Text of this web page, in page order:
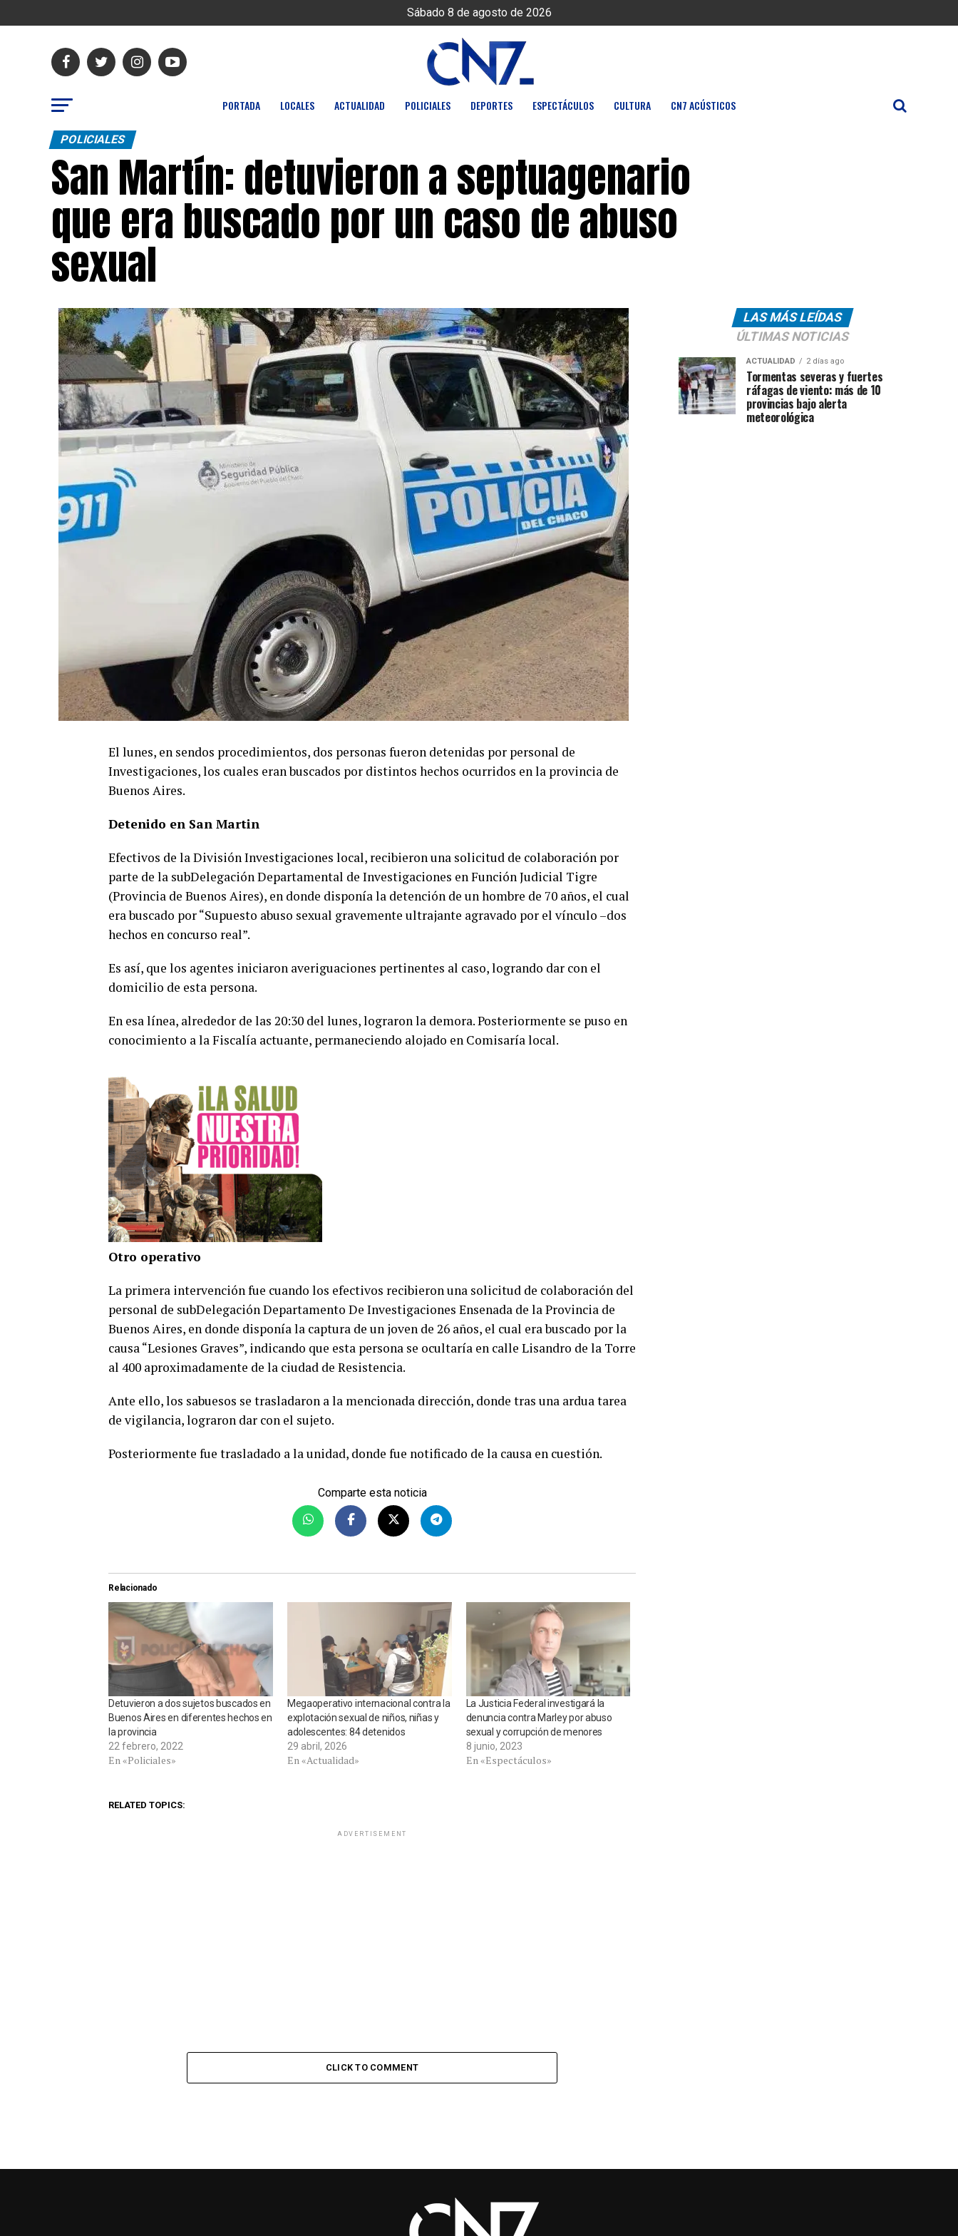
Sábado 8 de agosto de 2026
PORTADA LOCALES ACTUALIDAD POLICIALES DEPORTES ESPECTÁCULOS CULTURA CN7 ACÚSTICOS
POLICIALES
San Martín: detuvieron a septuagenario
que era buscado por un caso de abuso
sexual
El lunes, en sendos procedimientos, dos personas fueron detenidas por personal de
Investigaciones, los cuales eran buscados por distintos hechos ocurridos en la provincia de
Buenos Aires.
Detenido en San Martin
Efectivos de la División Investigaciones local, recibieron una solicitud de colaboración por
parte de la subDelegación Departamental de Investigaciones en Función Judicial Tigre
(Provincia de Buenos Aires), en donde disponía la detención de un hombre de 70 años, el cual
era buscado por “Supuesto abuso sexual gravemente ultrajante agravado por el vínculo –dos
hechos en concurso real”.
Es así, que los agentes iniciaron averiguaciones pertinentes al caso, logrando dar con el
domicilio de esta persona.
En esa línea, alrededor de las 20:30 del lunes, lograron la demora. Posteriormente se puso en
conocimiento a la Fiscalía actuante, permaneciendo alojado en Comisaría local.
Otro operativo
La primera intervención fue cuando los efectivos recibieron una solicitud de colaboración del
personal de subDelegación Departamento De Investigaciones Ensenada de la Provincia de
Buenos Aires, en donde disponía la captura de un joven de 26 años, el cual era buscado por la
causa “Lesiones Graves”, indicando que esta persona se ocultaría en calle Lisandro de la Torre
al 400 aproximadamente de la ciudad de Resistencia.
Ante ello, los sabuesos se trasladaron a la mencionada dirección, donde tras una ardua tarea
de vigilancia, lograron dar con el sujeto.
Posteriormente fue trasladado a la unidad, donde fue notificado de la causa en cuestión.
Comparte esta noticia
Relacionado
Detuvieron a dos sujetos buscados en
Buenos Aires en diferentes hechos en
la provincia
22 febrero, 2022
En «Policiales»
Megaoperativo internacional contra la
explotación sexual de niños, niñas y
adolescentes: 84 detenidos
29 abril, 2026
En «Actualidad»
La Justicia Federal investigará la
denuncia contra Marley por abuso
sexual y corrupción de menores
8 junio, 2023
En «Espectáculos»
RELATED TOPICS:
ADVERTISEMENT
CLICK TO COMMENT
LAS MÁS LEÍDAS
ÚLTIMAS NOTICIAS
ACTUALIDAD 2 días ago
Tormentas severas y fuertes
ráfagas de viento: más de 10
provincias bajo alerta
meteorológica